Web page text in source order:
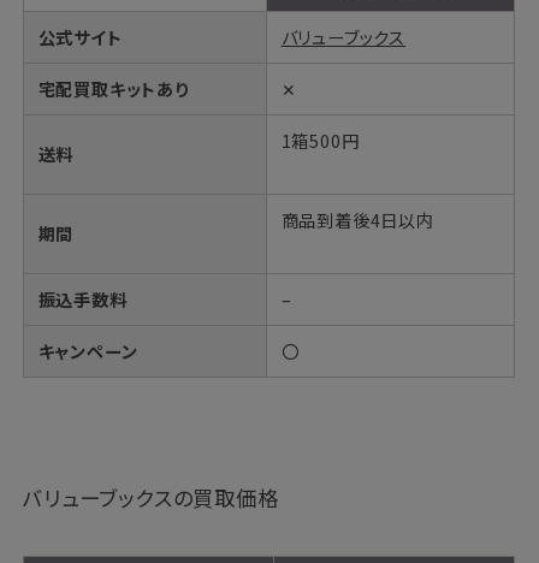
公式サイト バリューブックス
宅配買取キットあり ✕
送料
1箱500円
期間
商品到着後4日以内
振込手数料 –
キャンペーン 〇
バリューブックスの買取価格